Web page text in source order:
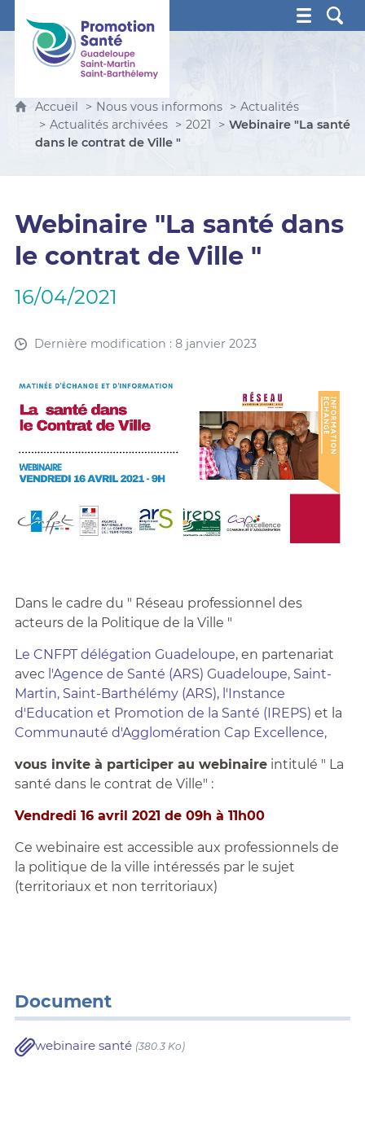
Promotion Santé Guadeloupe, Saint-Martin, Saint
Accueil Nous vous informons
Actualités
Actualités archivées
2021
Webinaire "La santé
dans le contrat de Ville "
Webinaire "La santé dans
le contrat de Ville "
16/04/2021
Dernière modification : 8 janvier 2023
Dans le cadre du " Réseau professionnel des
acteurs de la Politique de la Ville "
Le CNFPT délégation Guadeloupe, en partenariat
avec l'Agence de Santé (ARS) Guadeloupe, Saint-
Martin, Saint-Barthélémy (ARS), l'Instance
d'Education et Promotion de la Santé (IREPS) et la
Communauté d'Agglomération Cap Excellence,
vous invite à participer au webinaireintitulé " La
santé dans le contrat de Ville" :
Vendredi 16 avril 2021 de 09h à 11h00
Ce webinaire est accessible aux professionnels de
la politique de la ville intéressés par le sujet
(territoriaux et non territoriaux)
Document
webinaire santé (380.3 Ko)